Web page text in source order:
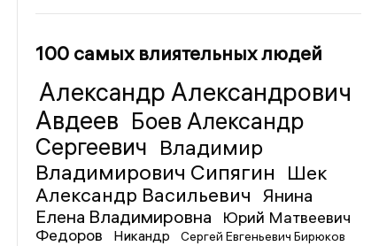
100 самых влиятельных людей
Александр Александрович
Авдеев Боев Александр
Сергеевич Владимир
Владимирович Сипягин Шек
Александр Васильевич
Янина
Елена Владимировна
Юрий Матвеевич
Федоров
Никандр Сергей Евгеньевич Бирюков